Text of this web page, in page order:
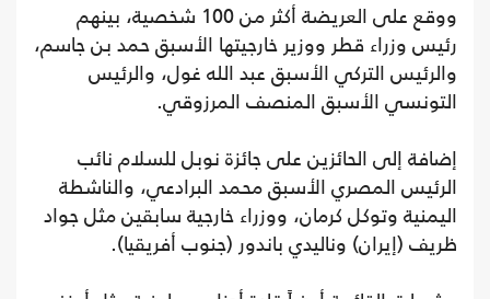
ووقع على العريضة أكثر من 100 شخصية، بينهم
رئيس وزراء قطر ووزير خارجيتها الأسبق حمد بن جاسم،
والرئيس التركي الأسبق عبد الله غول، والرئيس
التونسي الأسبق المنصف المرزوقي.
إضافة إلى الحائزين على جائزة نوبل للسلام نائب
الرئيس المصري الأسبق محمد البرادعي، والناشطة
اليمنية وتوكل كرمان، ووزراء خارجية سابقين مثل جواد
ظريف (إيران) وناليدي باندور (جنوب أفريقيا).